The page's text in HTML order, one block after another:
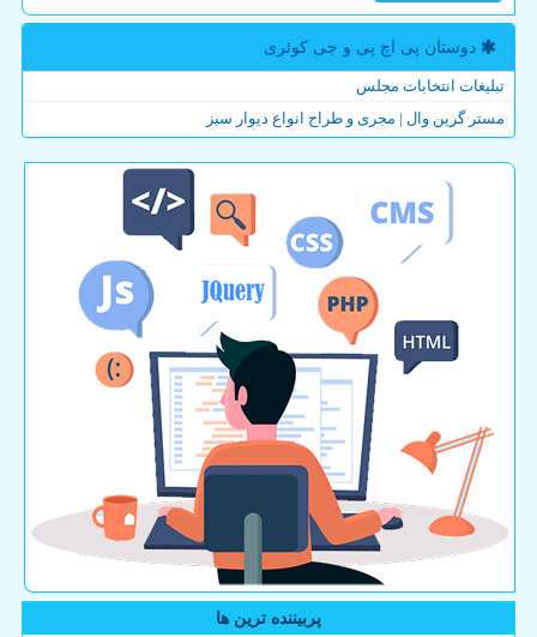
دوستان پی اچ پی و جی كوئری
تبلیغات انتخابات مجلس
مستر گرین وال | مجری و طراح انواع دیوار سبز
پربیننده ترین ها